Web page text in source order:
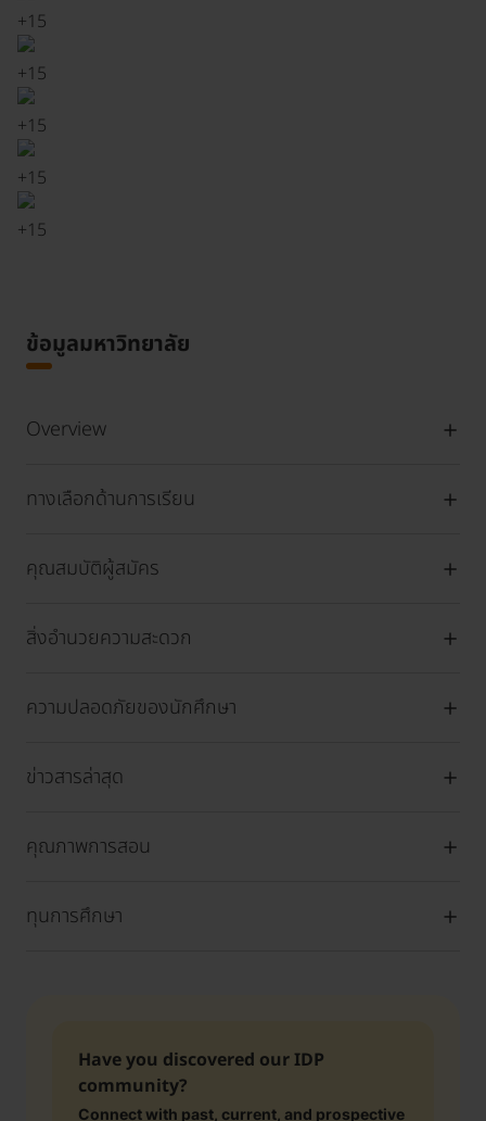
+15
+15
+15
+15
+15
ข้อมูลมหาวิทยาลัย
Overview
ทางเลือกด้านการเรียน
คุณสมบัติผู้สมัคร
สิ่งอำนวยความสะดวก
ความปลอดภัยของนักศึกษา
ข่าวสารล่าสุด
คุณภาพการสอน
ทุนการศึกษา
Have you discovered our IDP
community?
Connect with past, current, and prospective